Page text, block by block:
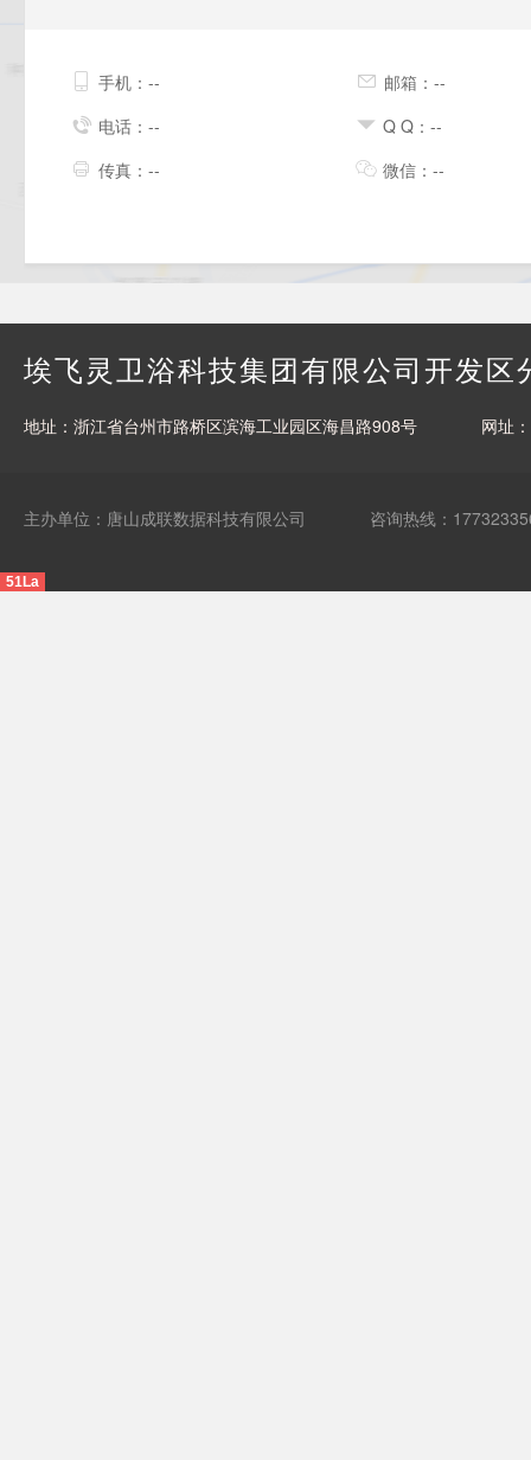
手机：--
邮箱：--
电话：--
Q Q：--
传真：--
微信：--
埃飞灵卫浴科技集团有限公司开发区
地址：浙江省台州市路桥区滨海工业园区海昌路908号 网址
主办单位：唐山成联数据科技有限公司 咨询热线：
51La